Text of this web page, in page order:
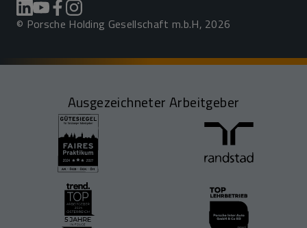
© Porsche Holding Gesellschaft m.b.H, 2026
Ausgezeichneter Arbeitgeber